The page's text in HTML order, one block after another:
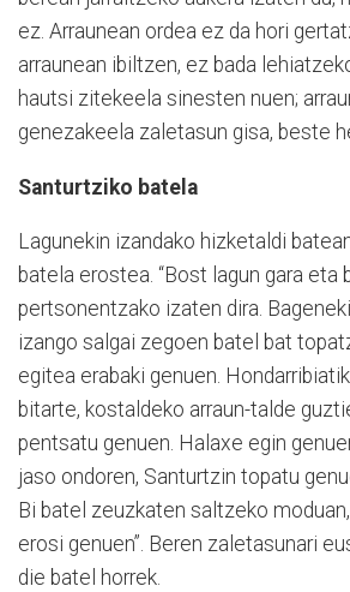
ez. Arraunean ordea ez da hori
arraunean ibiltzen, ez bada
hautsi zitekeela sinesten nuen;
genezakeela zaletasun gisa, beste
Santurtziko batela
Lagunekin izandako hizketaldi
batela erostea. “Bost lagun gara eta
pertsonentzako izaten dira.
izango salgai zegoen batel bat
egitea erabaki genuen.
bitarte, kostaldeko arraun-talde
pentsatu genuen. Halaxe egin
jaso ondoren, Santurtzin topatu
Bi batel zeuzkaten saltzeko
erosi genuen”. Beren zaletasunari
die batel horrek.